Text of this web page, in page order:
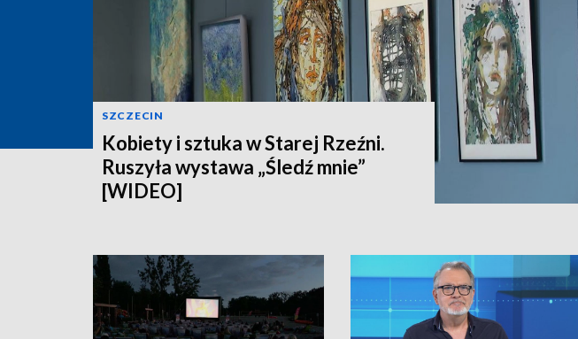
SZCZECIN
Kobiety i sztuka w Starej Rzeźni.
Ruszyła wystawa „Śledź mnie”
[WIDEO]